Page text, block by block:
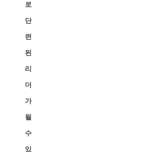
로
단
련
된
리
더
가
될
수
있